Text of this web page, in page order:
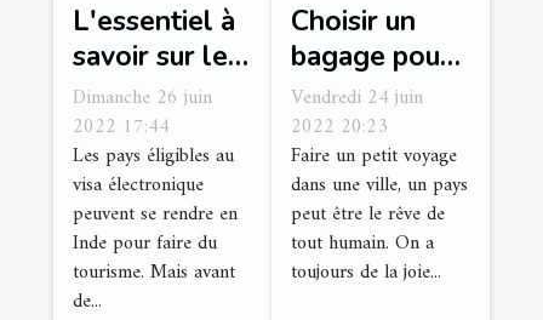
L'essentiel à
savoir sur le
visa
électronique
pour le
tourisme en
Inde
Dimanche 26 juin
2022 17:44
Les pays éligibles au
visa électronique
peuvent se rendre en
Inde pour faire du
tourisme. Mais avant
de...
Choisir un
bagage pour
un court
séjour : que
faut-il savoir
?
Vendredi 24 juin
2022 20:23
Faire un petit voyage
dans une ville, un pays
peut être le rêve de
tout humain. On a
toujours de la joie...